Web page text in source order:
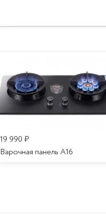
19 990 ₽
Варочная панель A16